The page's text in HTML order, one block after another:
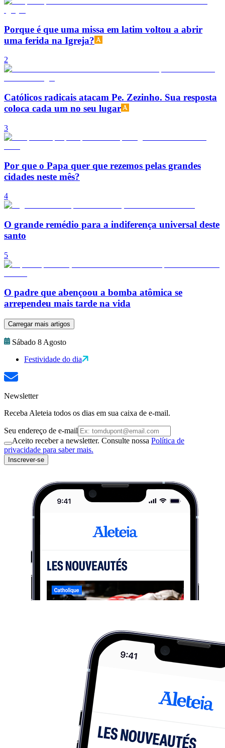
Porque é que uma missa em latim voltou a abrir
uma ferida na Igreja?
2
Católicos radicais atacam Pe. Zezinho. Sua resposta
coloca cada um no seu lugar
3
Por que o Papa quer que rezemos pelas grandes
cidades neste mês?
4
O grande remédio para a indiferença universal deste
santo
5
O padre que abençoou a bomba atômica se
arrependeu mais tarde na vida
Carregar mais artigos
Sábado 8 Agosto
Festividade do dia
Newsletter
Receba Aleteia todos os dias em sua caixa de e-mail.
Seu endereço de e-mail
Aceito receber a newsletter. Consulte nossa Política de
privacidade para saber mais.
Inscrever-se